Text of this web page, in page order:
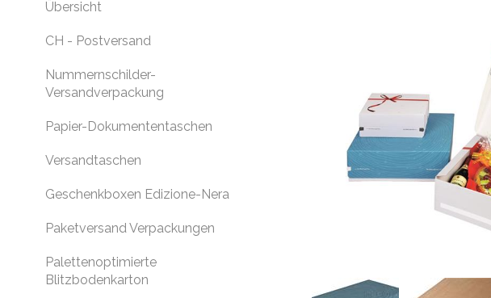
Übersicht
CH - Postversand
Nummernschilder-
Versandverpackung
Papier-Dokumententaschen
Versandtaschen
Geschenkboxen Edizione-Nera
Paketversand Verpackungen
Palettenoptimierte
Blitzbodenkarton